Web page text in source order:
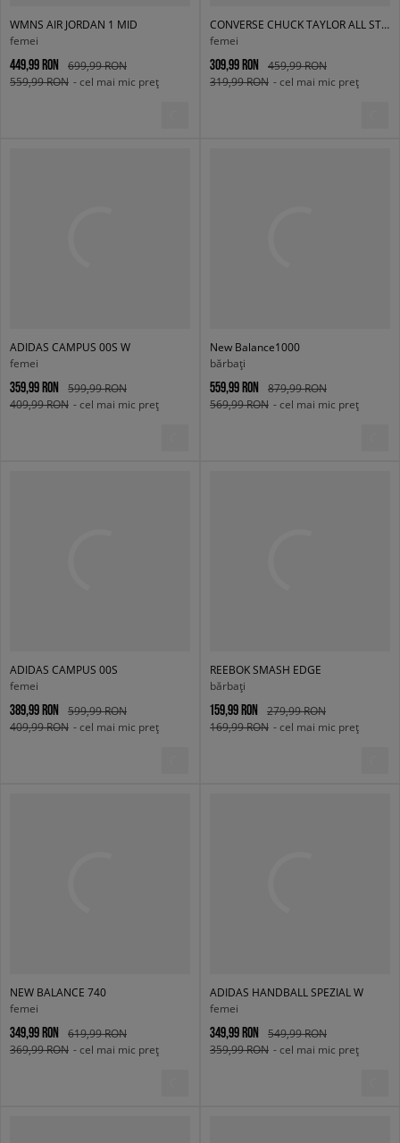
WMNS AIR JORDAN 1 MID
femei
449,99 RON
699,99 RON
559,99 RON - cel mai mic preț
CONVERSE CHUCK TAYLOR ALL STAR LIFT
femei
309,99 RON
459,99 RON
319,99 RON - cel mai mic preț
ADIDAS CAMPUS 00S W
femei
359,99 RON
599,99 RON
409,99 RON - cel mai mic preț
New Balance1000
bărbați
559,99 RON
879,99 RON
569,99 RON - cel mai mic preț
ADIDAS CAMPUS 00S
femei
389,99 RON
599,99 RON
409,99 RON - cel mai mic preț
REEBOK SMASH EDGE
bărbați
159,99 RON
279,99 RON
169,99 RON - cel mai mic preț
NEW BALANCE 740
femei
349,99 RON
619,99 RON
369,99 RON - cel mai mic preț
ADIDAS HANDBALL SPEZIAL W
femei
349,99 RON
549,99 RON
359,99 RON - cel mai mic preț